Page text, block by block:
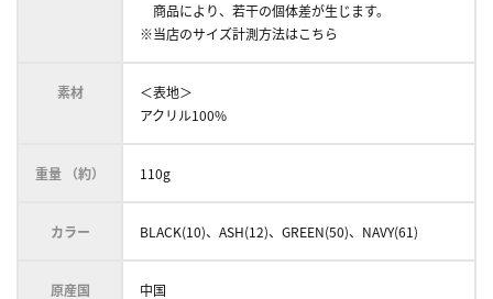
商品により、若干の個体差が生じます。
※当店のサイズ計測方法はこちら
素材
＜表地＞
アクリル100%
重量 （約） 110g
カラー BLACK(10)、ASH(12)、GREEN(50)、NAVY(61)
原産国 中国